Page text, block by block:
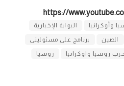
https://
وأوكرانيا البوابة الإخبارية
الصين برنامج على مسئوليتى
حرب روسيا واوكرانيا روسيا